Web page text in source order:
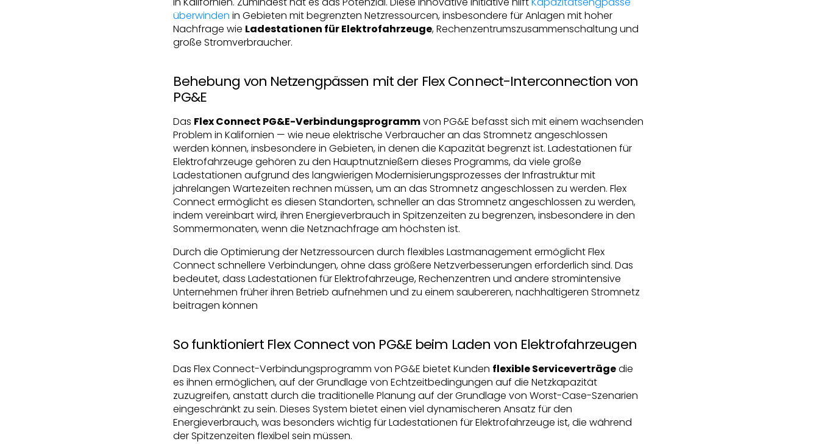
überwinden in Gebieten mit begrenzten Netzressourcen, insbesondere für Anlagen mit hoher
Nachfrage wie Ladestationen für Elektrofahrzeuge, Rechenzentrumszusammenschaltung und
große Stromverbraucher.
Behebung von Netzengpässen mit der Flex Connect-Interconnection von
PG&E
Das Flex Connect PG&E-Verbindungsprogrammvon PG&E befasst sich mit einem wachsenden
Problem in Kalifornien — wie neue elektrische Verbraucher an das Stromnetz angeschlossen
werden können, insbesondere in Gebieten, in denen die Kapazität begrenzt ist. Ladestationen für
Elektrofahrzeuge gehören zu den Hauptnutznießern dieses Programms, da viele große
Ladestationen aufgrund des langwierigen Modernisierungsprozesses der Infrastruktur mit
jahrelangen Wartezeiten rechnen müssen, um an das Stromnetz angeschlossen zu werden. Flex
Connect ermöglicht es diesen Standorten, schneller an das Stromnetz angeschlossen zu werden,
indem vereinbart wird, ihren Energieverbrauch in Spitzenzeiten zu begrenzen, insbesondere in den
Sommermonaten, wenn die Netznachfrage am höchsten ist.
Durch die Optimierung der Netzressourcen durch flexibles Lastmanagement ermöglicht Flex
Connect schnellere Verbindungen, ohne dass größere Netzverbesserungen erforderlich sind. Das
bedeutet, dass Ladestationen für Elektrofahrzeuge, Rechenzentren und andere stromintensive
Unternehmen früher ihren Betrieb aufnehmen und zu einem saubereren, nachhaltigeren Stromnetz
beitragen können
So funktioniert Flex Connect von PG&E beim Laden von Elektrofahrzeugen
Das Flex Connect-Verbindungsprogramm von PG&E bietet Kunden flexible Serviceverträgedie
es ihnen ermöglichen, auf der Grundlage von Echtzeitbedingungen auf die Netzkapazität
zuzugreifen, anstatt durch die traditionelle Planung auf der Grundlage von Worst-Case-Szenarien
eingeschränkt zu sein. Dieses System bietet einen viel dynamischeren Ansatz für den
Energieverbrauch, was besonders wichtig für Ladestationen für Elektrofahrzeuge ist, die während
der Spitzenzeiten flexibel sein müssen.